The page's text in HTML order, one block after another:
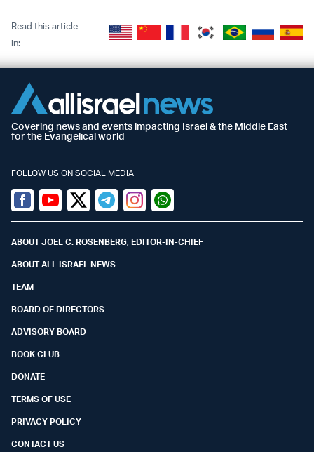
Read this article
in:
Covering news and events impacting Israel & the Middle East
for the Evangelical world
FOLLOW US ON SOCIAL MEDIA
Facebook
YoutubeTwitter (X)
TelegramInstagramWhatsapp
ABOUT JOEL C. ROSENBERG, EDITOR-IN-CHIEF
ABOUT ALL ISRAEL NEWS
TEAM
BOARD OF DIRECTORS
ADVISORY BOARD
BOOK CLUB
DONATE
TERMS OF USE
PRIVACY POLICY
CONTACT US